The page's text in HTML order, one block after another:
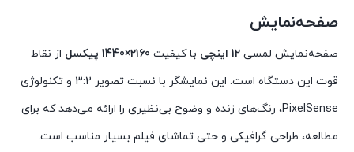
صفحه‌نمایش
صفحه‌نمایش لمسی 12 اینچی با کیفیت 2160×1440 پیکسل
از نقاط
قوت این دستگاه است. این نمایشگر با نسبت تصویر 3:2 و تکنولوژی
PixelSense، رنگ‌های زنده و وضوح بی‌نظیری را ارائه می‌دهد که برای
مطالعه، طراحی گرافیکی و حتی تماشای فیلم بسیار مناسب است.